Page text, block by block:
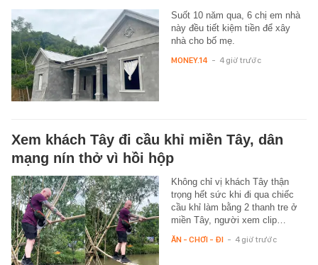
Suốt 10 năm qua, 6 chị em nhà
này đều tiết kiệm tiền để xây
nhà cho bố mẹ.
MONEY.14 - 4 giờ trước
Xem khách Tây đi cầu khỉ miền Tây, dân
mạng nín thở vì hồi hộp
Không chỉ vị khách Tây thận
trọng hết sức khi đi qua chiếc
cầu khỉ làm bằng 2 thanh tre ở
miền Tây, người xem clip…
ĂN - CHƠI - ĐI - 4 giờ trước